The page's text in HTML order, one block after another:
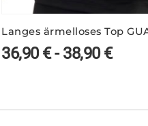
36,90€-38,90€